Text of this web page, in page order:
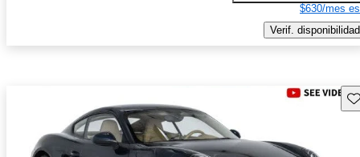
$630/mes
Verif. disponibilidad